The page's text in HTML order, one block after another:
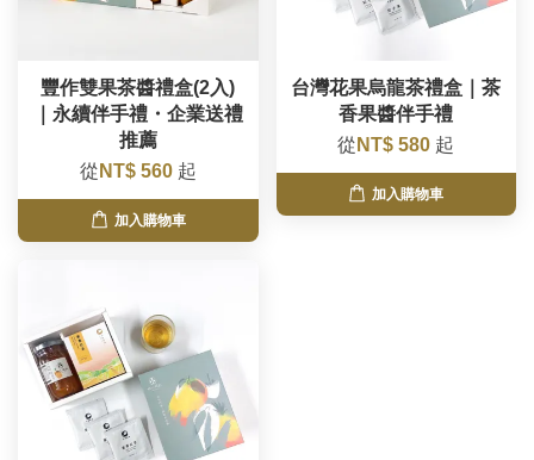
豐作雙果茶醬禮盒(2入)
｜永續伴手禮・企業送禮
推薦
從 NT$ 560 起
加入購物車
台灣花果烏龍茶禮盒｜茶
香果醬伴手禮
從 NT$ 580 起
加入購物車